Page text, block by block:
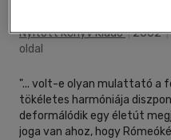
Nyitott Könyv Kiadó|2002|
oldal
"... volt-e olyan mulattató a
tökéletes harmóniája
deformálódik egy életút
joga van ahoz, hogy